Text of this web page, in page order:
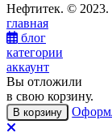
Нефтитек. ©
главная
блог
категории
аккаунт
Вы отложили
в свою корзину.
В корзину